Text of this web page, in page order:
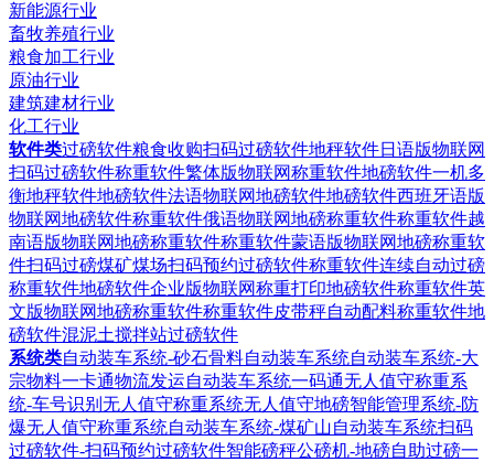
新能源行业
畜牧养殖行业
粮食加工行业
原油行业
建筑建材行业
化工行业
软件类过磅软件粮食收购扫码过磅软件地秤软件日语版物联网
扫码过磅软件称重软件繁体版物联网称重软件地磅软件一机多
衡地秤软件地磅软件法语物联网地磅软件地磅软件西班牙语版
物联网地磅软件称重软件俄语物联网地磅称重软件称重软件越
南语版物联网地磅称重软件称重软件蒙语版物联网地磅称重软
件扫码过磅煤矿煤场扫码预约过磅软件称重软件连续自动过磅
称重软件地磅软件企业版物联网称重打印地磅软件称重软件英
文版物联网地磅称重软件称重软件皮带秤自动配料称重软件地
磅软件混泥土搅拌站过磅软件
系统类自动装车系统-砂石骨料自动装车系统自动装车系统-大
宗物料一卡通物流发运自动装车系统一码通无人值守称重系
统-车号识别无人值守称重系统无人值守地磅智能管理系统-防
爆无人值守称重系统自动装车系统-煤矿山自动装车系统扫码
过磅软件-扫码预约过磅软件智能磅秤公磅机-地磅自助过磅一